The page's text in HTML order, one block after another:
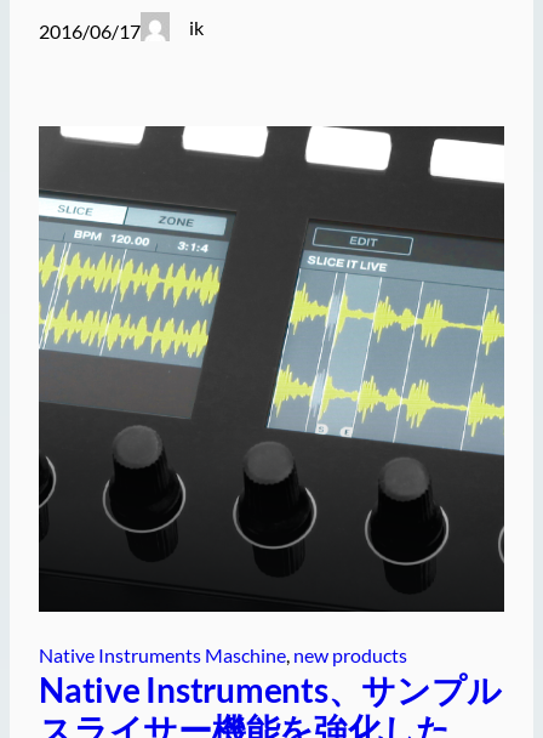
2016/06/17 ik
Native Instruments Maschine new products
Native Instruments、サンプル
スライサー機能を強化した